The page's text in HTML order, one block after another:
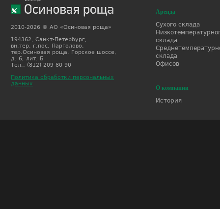
2010-2026 © АО «Осиновая роща»
194362, Санкт-Петербург,
вн.тер. г.пос. Парголово,
тер.Осиновая роща, Горское шоссе,
д. 6, лит. Б
Тел.: (812) 209-80-90
Политика обработки персональных
данных
Аренда
Сухого склада
склада
склада
Офисов
О компании
История